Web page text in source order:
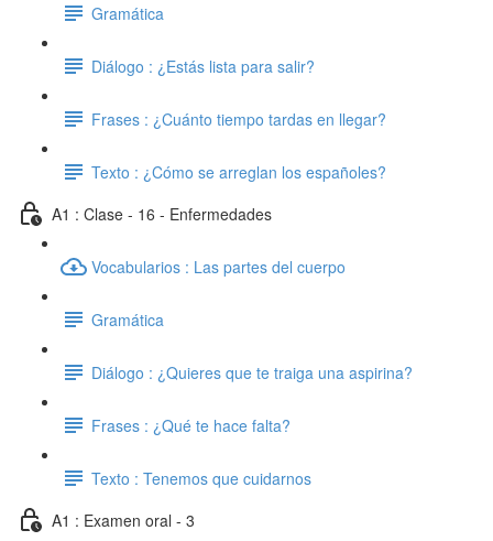
Gramática
Diálogo : ¿Estás lista para salir?
Frases : ¿Cuánto tiempo tardas en llegar?
Texto : ¿Cómo se arreglan los españoles?
A1 : Clase - 16 - Enfermedades
Vocabularios : Las partes del cuerpo
Gramática
Diálogo : ¿Quieres que te traiga una aspirina?
Frases : ¿Qué te hace falta?
Texto : Tenemos que cuidarnos
A1 : Examen oral - 3